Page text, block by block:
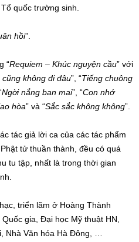
quốc trường sinh.
hồi”.
“Requiem – Khúc nguyện cầu” với
không đi đâu”, “Tiếng chuông
Ngời nắng ban mai”, “Con nhớ
hòa” và “Sắc sắc không không”.
tác giả lời ca của các tác phẩm
tử thuần thành, đều có quá
tu tập, nhất là trong thời gian
triển lãm ở Hoàng Thành
gia, Đại học Mỹ thuật HN,
Nhà Văn hóa Hà Đông, …